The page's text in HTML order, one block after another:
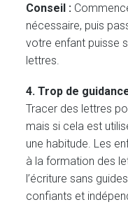
Conseil :
nécessaire, puis
votre enfant puisse
lettres.
4. Trop de
Tracer des lettres
mais si cela est
une habitude. Les
à la formation des
l’écriture sans
confiants et